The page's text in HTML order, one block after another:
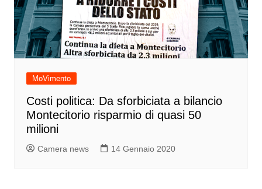
MoVimento
Costi politica: Da sforbiciata a bilancio
Montecitorio risparmio di quasi 50
milioni
Camera news 14 Gennaio 2020